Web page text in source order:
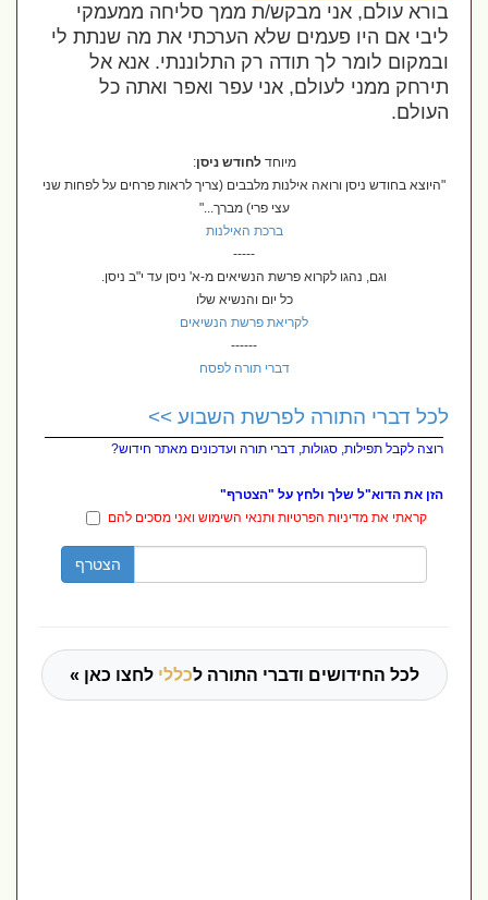
בורא עולם, אני מבקש/ת ממך סליחה ממעמקי
ליבי אם היו פעמים שלא הערכתי את מה שנתת לי
ובמקום לומר לך תודה רק התלוננתי. אנא אל
תירחק ממני לעולם, אני עפר ואפר ואתה כל
העולם.
מיוחדלחודש ניסן:
"היוצא בחודש ניסן ורואה אילנות מלבבים (צריך לראות פרחים על לפחות שני
עצי פרי) מברך..."
ברכת האילנות
-----
וגם, נהגו לקרוא פרשת הנשיאים מ-א' ניסן עד י"ב ניסן.
כל יום והנשיא שלו
לקריאת פרשת הנשיאים
------
דברי תורה לפסח
לכל דברי התורה לפרשת השבוע >>
רוצה לקבל תפילות, סגולות, דברי תורה ועדכונים מאתר חידוש?
הזן את הדוא"ל שלך ולחץ על "הצטרף"
קראתי את מדיניות הפרטיות ותנאי השימוש ואני מסכים להם
הצטרף
לכל החידושים ודברי התורה לכללילחצו כאן »